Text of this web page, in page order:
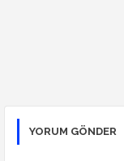
YORUM GÖNDER